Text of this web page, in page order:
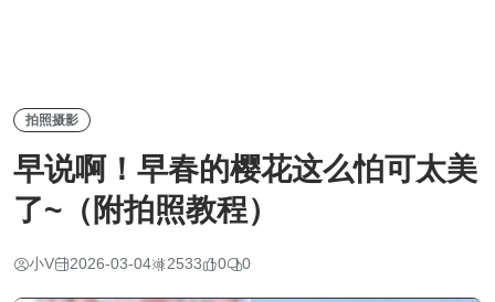
拍照摄影
早说啊！早春的樱花这么怕可太美
了~（附拍照教程）
小V 2026-03-04 2533 0 0